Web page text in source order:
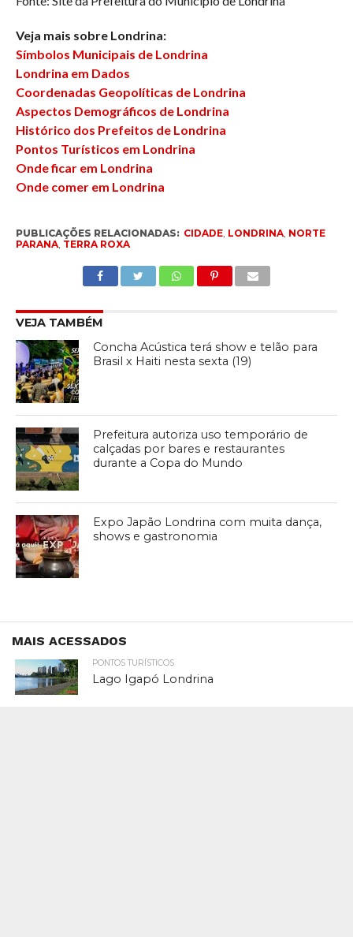
Veja mais sobre Londrina:
Símbolos Municipais de Londrina
Londrina em Dados
Coordenadas Geopolíticas de Londrina
Aspectos Demográficos de Londrina
Histórico dos Prefeitos de Londrina
Pontos Turísticos em Londrina
Onde ficar em Londrina
Onde comer em Londrina
PUBLICAÇÕES RELACIONADAS: CIDADE, LONDRINA, NORTE
PARANA, TERRA ROXA
VEJA TAMBÉM
Concha Acústica terá show e telão para
Brasil x Haiti nesta sexta (19)
Prefeitura autoriza uso temporário de
calçadas por bares e restaurantes
durante a Copa do Mundo
Expo Japão Londrina com muita dança,
shows e gastronomia
MAIS ACESSADOS
PONTOS TURÍSTICOS
Lago Igapó Londrina